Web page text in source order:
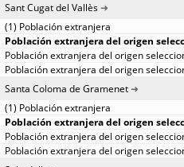
Sant Cugat del Vallès
Santa Coloma de Gramenet